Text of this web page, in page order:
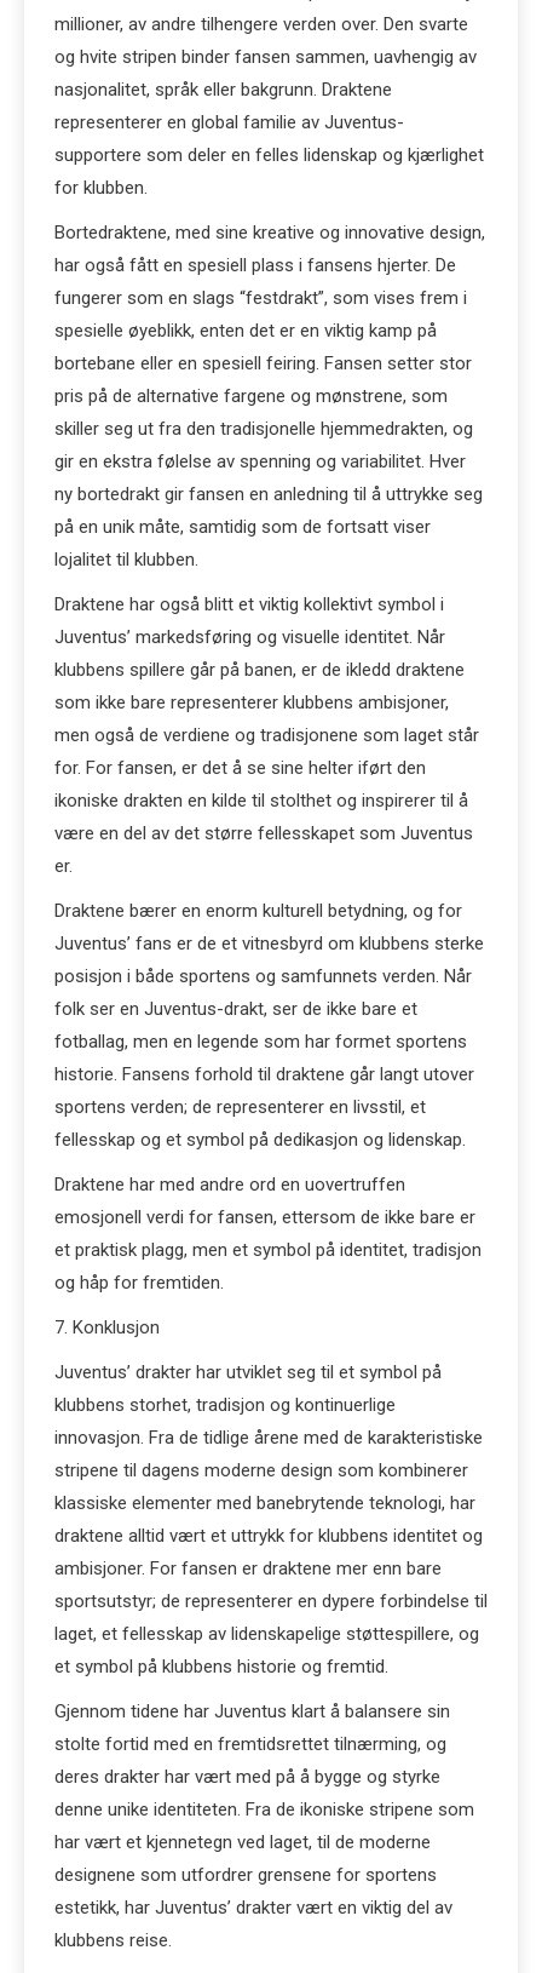
millioner, av andre tilhengere verden over. Den svarte
og hvite stripen binder fansen sammen, uavhengig av
nasjonalitet, språk eller bakgrunn. Draktene
representerer en global familie av Juventus-
supportere som deler en felles lidenskap og kjærlighet
for klubben.
Bortedraktene, med sine kreative og innovative design,
har også fått en spesiell plass i fansens hjerter. De
fungerer som en slags “festdrakt”, som vises frem i
spesielle øyeblikk, enten det er en viktig kamp på
bortebane eller en spesiell feiring. Fansen setter stor
pris på de alternative fargene og mønstrene, som
skiller seg ut fra den tradisjonelle hjemmedrakten, og
gir en ekstra følelse av spenning og variabilitet. Hver
ny bortedrakt gir fansen en anledning til å uttrykke seg
på en unik måte, samtidig som de fortsatt viser
lojalitet til klubben.
Draktene har også blitt et viktig kollektivt symbol i
Juventus’ markedsføring og visuelle identitet. Når
klubbens spillere går på banen, er de ikledd draktene
som ikke bare representerer klubbens ambisjoner,
men også de verdiene og tradisjonene som laget står
for. For fansen, er det å se sine helter iført den
ikoniske drakten en kilde til stolthet og inspirerer til å
være en del av det større fellesskapet som Juventus
er.
Draktene bærer en enorm kulturell betydning, og for
Juventus’ fans er de et vitnesbyrd om klubbens sterke
posisjon i både sportens og samfunnets verden. Når
folk ser en Juventus-drakt, ser de ikke bare et
fotballag, men en legende som har formet sportens
historie. Fansens forhold til draktene går langt utover
sportens verden; de representerer en livsstil, et
fellesskap og et symbol på dedikasjon og lidenskap.
Draktene har med andre ord en uovertruffen
emosjonell verdi for fansen, ettersom de ikke bare er
et praktisk plagg, men et symbol på identitet, tradisjon
og håp for fremtiden.
7. Konklusjon
Juventus’ drakter har utviklet seg til et symbol på
klubbens storhet, tradisjon og kontinuerlige
innovasjon. Fra de tidlige årene med de karakteristiske
stripene til dagens moderne design som kombinerer
klassiske elementer med banebrytende teknologi, har
draktene alltid vært et uttrykk for klubbens identitet og
ambisjoner. For fansen er draktene mer enn bare
sportsutstyr; de representerer en dypere forbindelse til
laget, et fellesskap av lidenskapelige støttespillere, og
et symbol på klubbens historie og fremtid.
Gjennom tidene har Juventus klart å balansere sin
stolte fortid med en fremtidsrettet tilnærming, og
deres drakter har vært med på å bygge og styrke
denne unike identiteten. Fra de ikoniske stripene som
har vært et kjennetegn ved laget, til de moderne
designene som utfordrer grensene for sportens
estetikk, har Juventus’ drakter vært en viktig del av
klubbens reise.